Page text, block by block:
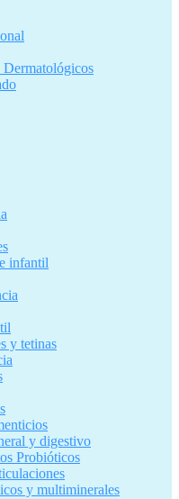
Dermatológicos
infantil
y tetinas
y digestivo
Probióticos
y multiminerales